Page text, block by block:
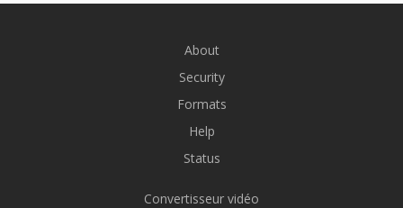
About
Security
Formats
Help
Status
Convertisseur vidéo